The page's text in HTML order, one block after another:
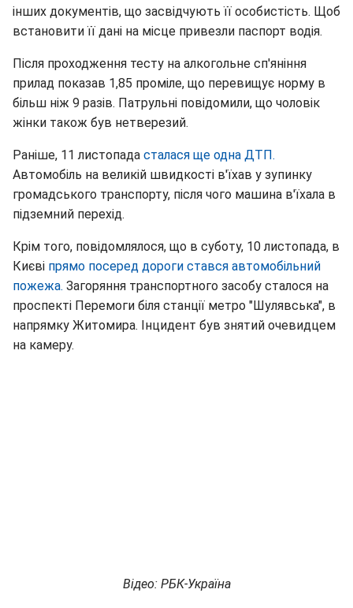
інших документів, що засвідчують її особистість. Щоб
встановити її дані на місце привезли паспорт водія.
Після проходження тесту на алкогольне сп'яніння
прилад показав 1,85 проміле, що перевищує норму в
більш ніж 9 разів. Патрульні повідомили, що чоловік
жінки також був нетверезий.
Раніше, 11 листопада сталася ще одна ДТП.
Автомобіль на великій швидкості в'їхав у зупинку
громадського транспорту, після чого машина в'їхала в
підземний перехід.
Крім того, повідомлялося, що в суботу, 10 листопада, в
Києві прямо посеред дороги стався автомобільний
пожежа. Загоряння транспортного засобу сталося на
проспекті Перемоги біля станції метро "Шулявська", в
напрямку Житомира. Інцидент був знятий очевидцем
на камеру.
Відео: РБК-Україна